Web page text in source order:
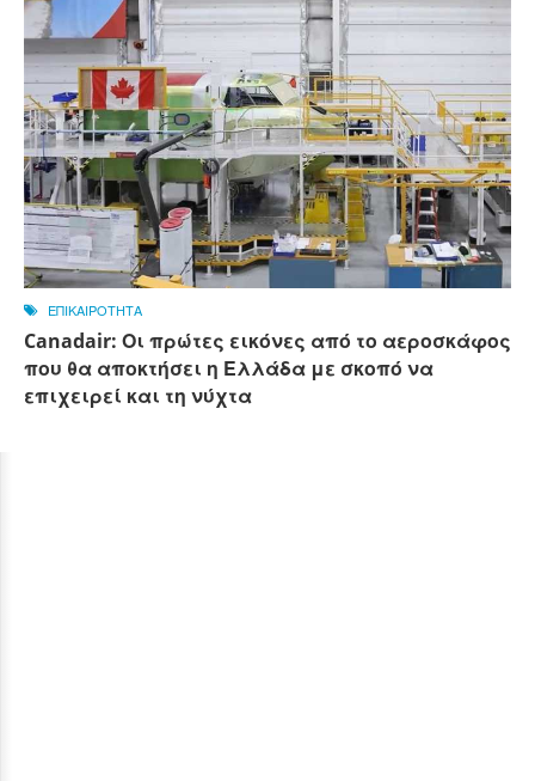
ΕΠΙΚΑΙΡΟΤΗΤΑ
Canadair: Οι πρώτες εικόνες από το αεροσκάφος
που θα αποκτήσει η Ελλάδα με σκοπό να
επιχειρεί και τη νύχτα